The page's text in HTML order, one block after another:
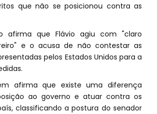
que não se posicionou contra as
afirma que Flávio agiu com "claro
e o acusa de não contestar as
pelos Estados Unidos para a
afirma que existe uma diferença
ao governo e atuar contra os
classificando a postura do senador